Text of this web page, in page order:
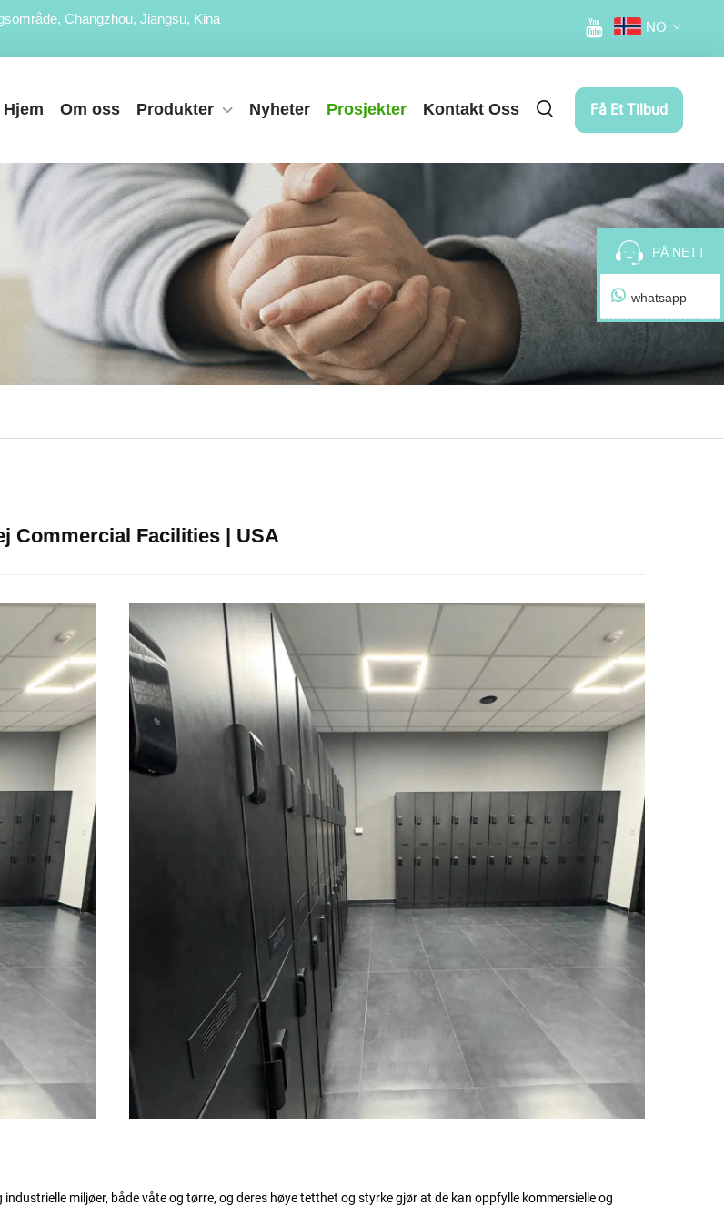
Changzhou, Jiangsu, Kina
NO
Hjem Om oss Produkter Nyheter Prosjekter Kontakt Oss Få Et Tilbud
Commercial Facilities | USA
miljøer, både våte og tørre, og deres høye tetthet og styrke gjør at de kan oppfylle kommersielle og
PÅ NETT
whatsapp